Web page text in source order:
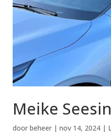
Meike
doorbeheer |nov 14, 2024 |